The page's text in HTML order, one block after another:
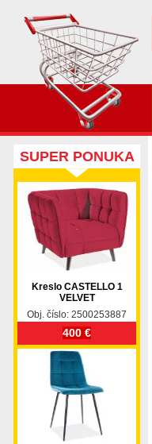
SUPER PONUKA
Kreslo CASTELLO 1
VELVET
Obj. číslo: 2500253887
400 €